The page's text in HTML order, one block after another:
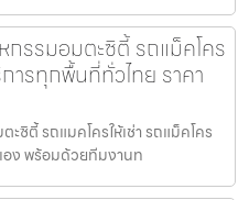
กรรมอมตะซิตี้ รถแม็คโคร
ารทุกพื้นที่ทั่วไทย ราคา
ซิตี้ รถแมคโครให้เช่า รถแม็คโคร
อง พร้อมด้วยทีมงานท